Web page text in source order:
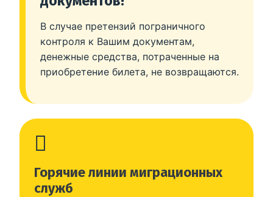
В случае претензий пограничного
контроля к Вашим документам,
денежные средства, потраченные на
приобретение билета, не возвращаются.
Горячие линии миграционных
служб